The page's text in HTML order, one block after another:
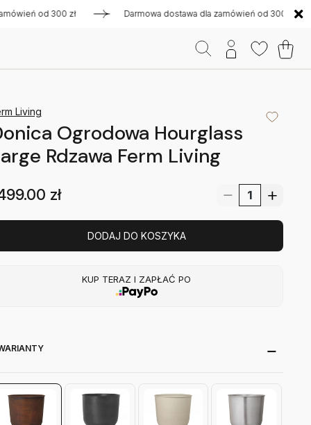
od 300 zł Darmowa dostawa dla zamówień od 300 zł
Living
Ogrodowa Hourglass
Rdzawa Ferm Living
zł
DODAJ DO KOSZYKA
KUP TERAZ I ZAPŁAĆ PO